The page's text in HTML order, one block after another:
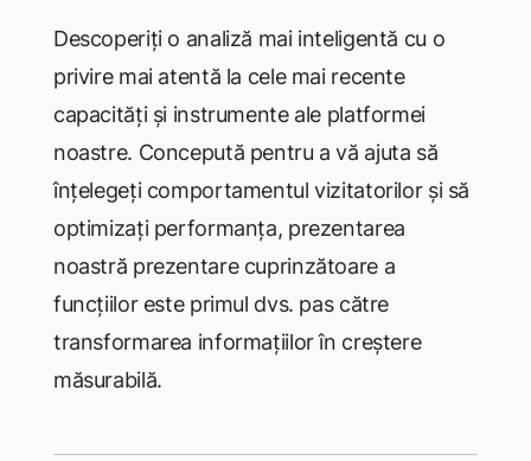
Descoperiți o analiză mai inteligentă cu o
privire mai atentă la cele mai recente
capacități și instrumente ale platformei
noastre. Concepută pentru a vă ajuta să
înțelegeți comportamentul vizitatorilor și să
optimizați performanța, prezentarea
noastră prezentare cuprinzătoare a
funcțiiloreste primul dvs. pas către
transformarea informațiilor în creștere
măsurabilă.